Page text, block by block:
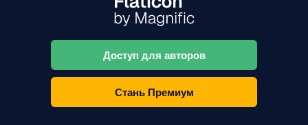
Доступ для авторов
Стань Премиум